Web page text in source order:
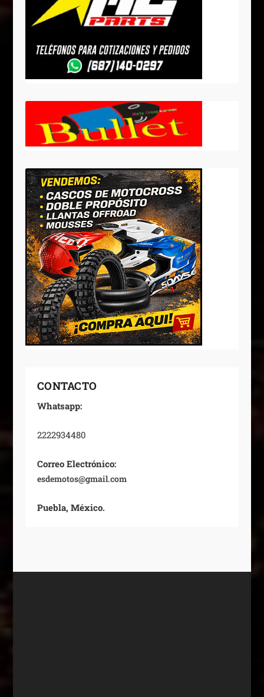
CONTACTO
Whatsapp:
2222934480
Correo Electrónico:
esdemotos@gmail.com
Puebla, México.